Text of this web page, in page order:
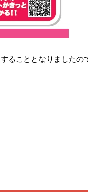
ることとなりましたの